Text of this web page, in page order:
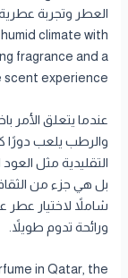
climate with
fragrance and a
scent experience.
عندما يتعلق الأمر
والرطب يلعب دورًا
التقليدية مثل
بل هي جزء من
شاملاً لاختيار
ورائحة تدوم طويلاً.
in Qatar, the